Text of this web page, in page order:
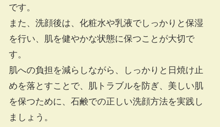
です。
また、洗顔後は、化粧水や乳液でしっかりと保湿
を行い、肌を健やかな状態に保つことが大切で
す。
肌への負担を減らしながら、しっかりと日焼け止
めを落とすことで、肌トラブルを防ぎ、美しい肌
を保つために、石鹸での正しい洗顔方法を実践し
ましょう。